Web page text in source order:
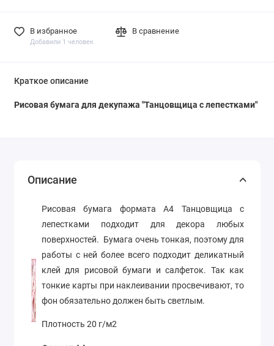
В избранное
Добавили 1 человек
В сравнение
Краткое описание
Рисовая бумага для декупажа "Танцовщица с лепестками"
Описание
Рисовая бумага формата А4 Танцовщица с
лепестками подходит для декора любых
поверхностей. Бумага очень тонкая, поэтому для
работы с ней более всего подходит деликатный
клей для рисовой бумаги и салфеток. Так как
тонкие карты при наклеивании просвечивают, то
фон обязательно должен быть светлым.
Плотность 20 г/м2